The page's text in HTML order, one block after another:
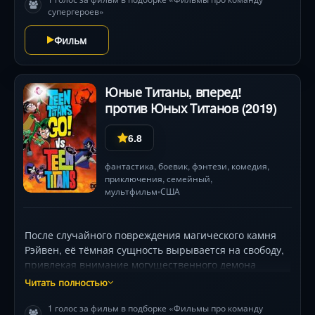
супергероев»
Фильм
Юные Титаны, вперед!
против Юных Титанов (2019)
6.8
фантастика, боевик, фэнтези, комедия,
приключения, семейный,
мультфильм•США
После случайного повреждения магического камня
Рэйвен, её тёмная сущность вырывается на свободу,
привлекая внимание могущественного демона
Тригона. Он похищает героиню и стравливает её
их серьёзными и дисциплинированными
Читать полностью
1 голос за фильм в подборке «Фильмы про команду